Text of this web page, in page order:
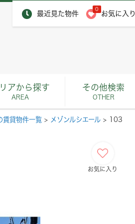
最近見た物件
0
お気に入り
アから探す
AREA
その他検索
OTHER
賃貸物件一覧 > メゾンルシエール > 103
お気に入り